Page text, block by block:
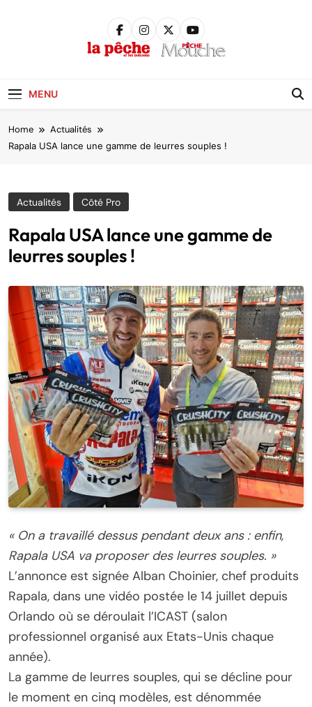
MENU
Home Actualités
Rapala USA lance une gamme de leurres souples !
Actualités Côté Pro
Rapala USA lance une gamme de
leurres souples !
« On a travaillé dessus pendant deux ans : enfin,
Rapala USA va proposer des leurres souples. »
L’annonce est signée Alban Choinier, chef produits
Rapala, dans une vidéo postée le 14 juillet depuis
Orlando où se déroulait l’ICAST (salon
professionnel organisé aux Etats-Unis chaque
année).
La gamme de leurres souples, qui se décline pour
le moment en cinq modèles, est dénommée